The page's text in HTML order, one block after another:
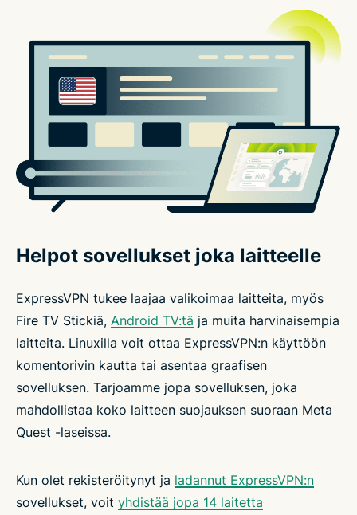
Helpot sovellukset joka laitteelle
ExpressVPN tukee laajaa valikoimaa laitteita, myös
Fire TV Stickiä, Android TV:tä ja muita harvinaisempia
laitteita. Linuxilla voit ottaa ExpressVPN:n käyttöön
komentorivin kautta tai asentaa graafisen
sovelluksen. Tarjoamme jopa sovelluksen, joka
mahdollistaa koko laitteen suojauksen suoraan Meta
Quest -laseissa.
Kun olet rekisteröitynyt ja ladannut ExpressVPN:n
sovellukset, voit yhdistää jopa 14 laitetta